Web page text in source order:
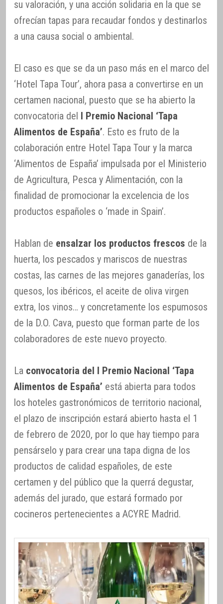
su valoración, y una acción solidaria en la que se
ofrecían tapas para recaudar fondos y destinarlos
a una causa social o ambiental.
El caso es que se da un paso más en el marco del
‘Hotel Tapa Tour’, ahora pasa a convertirse en un
certamen nacional, puesto que se ha abierto la
convocatoria del I Premio Nacional ‘Tapa
Alimentos de España’. Esto es fruto de la
colaboración entre Hotel Tapa Tour y la marca
‘Alimentos de España’ impulsada por el Ministerio
de Agricultura, Pesca y Alimentación, con la
finalidad de promocionar la excelencia de los
productos españoles o ‘made in Spain’.
Hablan de ensalzar los productos frescos de la
huerta, los pescados y mariscos de nuestras
costas, las carnes de las mejores ganaderías, los
quesos, los ibéricos, el aceite de oliva virgen
extra, los vinos… y concretamente los espumosos
de la D.O. Cava, puesto que forman parte de los
colaboradores de este nuevo proyecto.
La convocatoria del I Premio Nacional ‘Tapa
Alimentos de España’ está abierta para todos
los hoteles gastronómicos de territorio nacional,
el plazo de inscripción estará abierto hasta el 1
de febrero de 2020, por lo que hay tiempo para
pensárselo y para crear una tapa digna de los
productos de calidad españoles, de este
certamen y del público que la querrá degustar,
además del jurado, que estará formado por
cocineros pertenecientes a ACYRE Madrid.